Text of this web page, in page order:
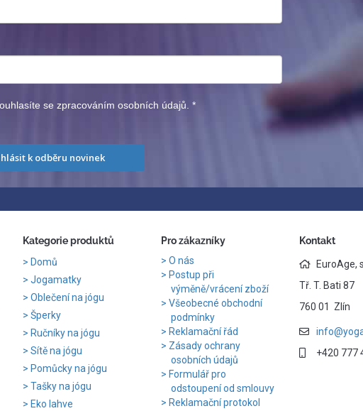
se zpracováním osobních údajů.*
k odběru novinek
Kategorie produktů
Domů
Jogamatky
Oblečení na jógu
Šperky
Ručníky na jógu
Sítě na jógu
Pomůcky na jógu
Tašky na jógu
Eko lahve
Pro zákazníky
O nás
Postup při
výměně/vrácení zboží
Všeobecné obchodní
podmínky
Reklamační řád
Zásady ochrany
osobních údajů
Formulář pro
odstoupení od smlouvy
Reklamační protokol
Kontakt
EuroAge,
Tř. T. Bati 87
760 01 Zlín
+420 777